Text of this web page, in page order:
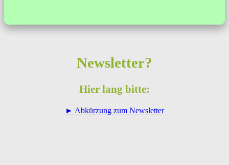
Newsletter?
Hier lang bitte:
► Abkürzung zum Newsletter